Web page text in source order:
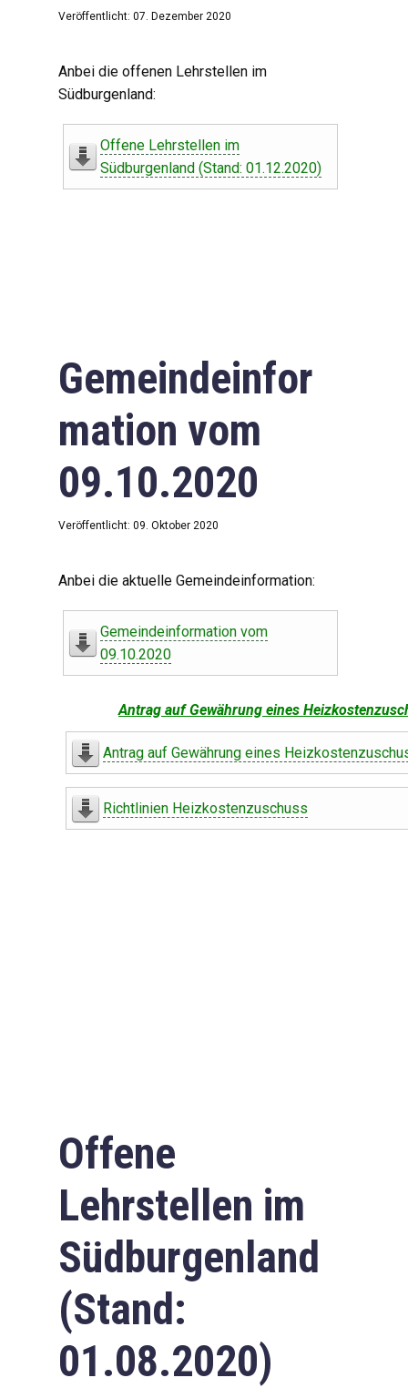
Veröffentlicht: 07. Dezember 2020
Anbei die offenen Lehrstellen im
Südburgenland:
Offene Lehrstellen im
Südburgenland (Stand: 01.12.2020)
Gemeindeinfor
mation vom
09.10.2020
Veröffentlicht: 09. Oktober 2020
Anbei die aktuelle Gemeindeinformation:
Gemeindeinformation vom
09.10.2020
Antrag auf Gewährung eines
Antrag auf Gewährung eines
Richtlinien Heizkostenzuschuss
Offene
Lehrstellen im
Südburgenland
(Stand:
01.08.2020)